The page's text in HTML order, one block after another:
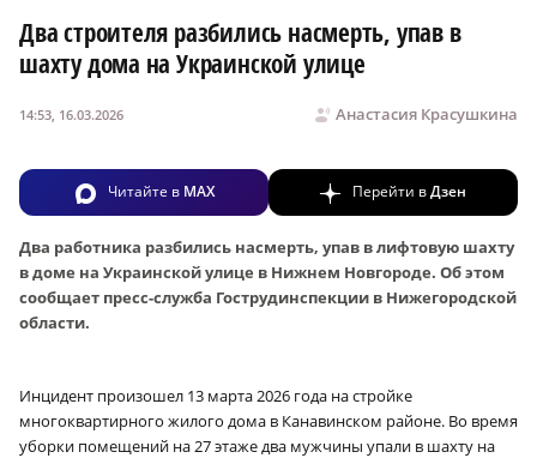
Два строителя разбились насмерть, упав в
шахту дома на Украинской улице
Анастасия Красушкина
14:53, 16.03.2026
Читайте в MAX Перейти вДзен
Два работника разбились насмерть, упав в лифтовую шахту
в доме на Украинской улице в Нижнем Новгороде. Об этом
сообщает пресс-служба Гострудинспекции в Нижегородской
области.
Инцидент произошел 13 марта 2026 года на стройке
многоквартирного жилого дома в Канавинском районе. Во время
уборки помещений на 27 этаже два мужчины упали в шахту на